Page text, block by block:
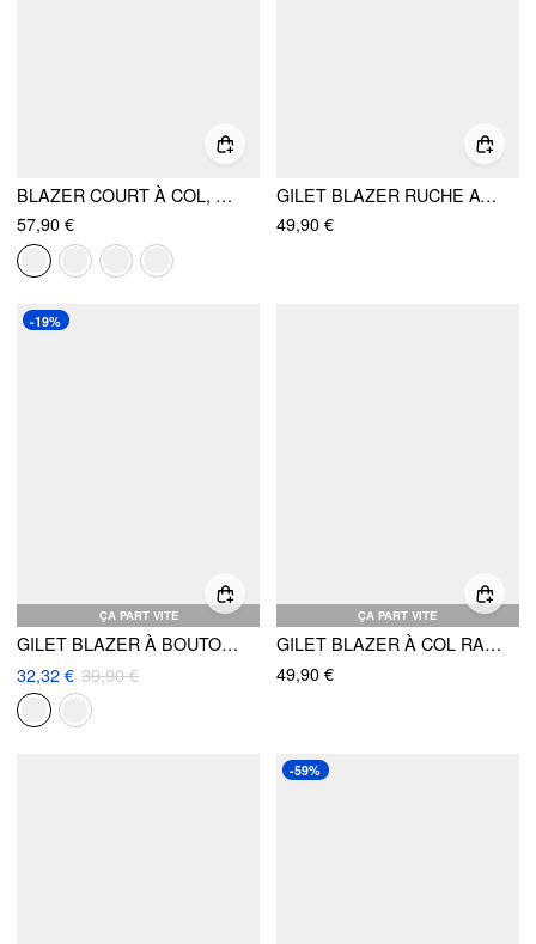
BLAZER COURT À COL, BASQUE ET CEINTURE, AVEC ÉPAULETTES
57,90 €
GILET BLAZER RUCHE AVEC COL ET ATTACHE À L'ARRIÈRE
49,90 €
ÇA PART VITE
-19%
GILET BLAZER À BOUTONS UNI AVEC COL EN SATIN
32,32 € 39,90 €
ÇA PART VITE
GILET BLAZER À COL RABATTU, BOUTONS ET TAILLE ÉLASTIQUE
49,90 €
-59%